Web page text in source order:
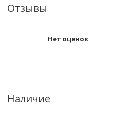
Отзывы
Нет оценок
Наличие